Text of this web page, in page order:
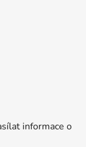
informace o